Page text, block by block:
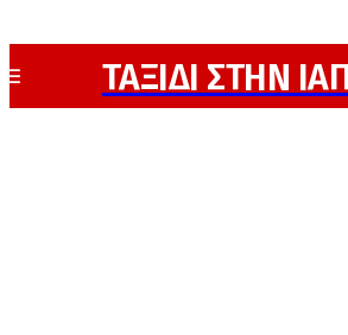
ΤΑΞΙΔΙ ΣΤΗΝ